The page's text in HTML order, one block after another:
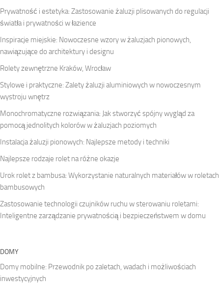
Prywatność i estetyka: Zastosowanie żaluzji plisowanych do regulacji
światła i prywatności w łazience
Inspiracje miejskie: Nowoczesne wzory w żaluzjach pionowych,
nawiązujące do architektury i designu
Rolety zewnętrzne Kraków, Wrocław
Stylowe i praktyczne: Zalety żaluzji aluminiowych w nowoczesnym
wystroju wnętrz
Monochromatyczne rozwiązania: Jak stworzyć spójny wygląd za
pomocą jednolitych kolorów w żaluzjach poziomych
Instalacja żaluzji pionowych: Najlepsze metody i techniki
Najlepsze rodzaje rolet na różne okazje
Urok rolet z bambusa: Wykorzystanie naturalnych materiałów w roletach
bambusowych
Zastosowanie technologii czujników ruchu w sterowaniu roletami:
Inteligentne zarządzanie prywatnością i bezpieczeństwem w domu
DOMY
Domy mobilne: Przewodnik po zaletach, wadach i możliwościach
inwestycyjnych